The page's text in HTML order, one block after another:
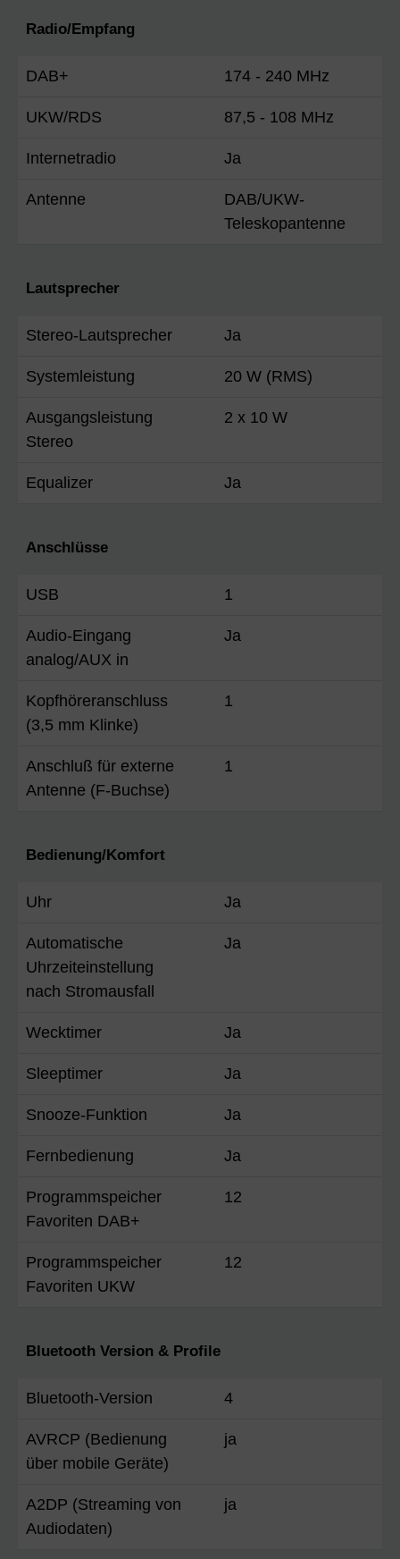
Radio/Empfang
DAB+ 174 - 240 MHz
UKW/RDS 87,5 - 108 MHz
Internetradio Ja
Antenne
DAB/UKW-
Teleskopantenne
Lautsprecher
Stereo-Lautsprecher Ja
Systemleistung 20 W (RMS)
Ausgangsleistung
Stereo
2 x 10 W
Equalizer Ja
Anschlüsse
USB 1
Audio-Eingang
analog/AUX in
Ja
Kopfhöreranschluss
(3,5 mm Klinke)
1
Anschluß für externe
Antenne (F-Buchse)
1
Bedienung/Komfort
Uhr Ja
Automatische
Uhrzeiteinstellung
nach Stromausfall
Ja
Wecktimer Ja
Sleeptimer Ja
Snooze-Funktion Ja
Fernbedienung Ja
Programmspeicher
Favoriten DAB+
12
Programmspeicher
Favoriten UKW
12
Bluetooth Version & Profile
Bluetooth-Version 4
AVRCP (Bedienung
über mobile Geräte)
ja
A2DP (Streaming von
Audiodaten)
ja